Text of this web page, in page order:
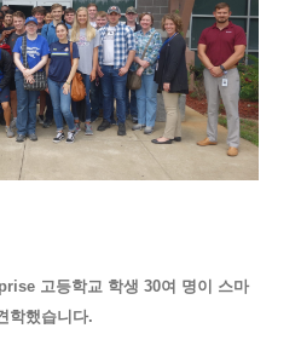
고등학교 학생 30여 명이 스마
학했습니다.